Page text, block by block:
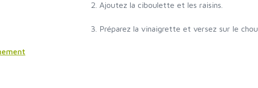
2. Ajoutez la ciboulette et les raisins.
3. Préparez la vinaigrette et versez sur le chou.